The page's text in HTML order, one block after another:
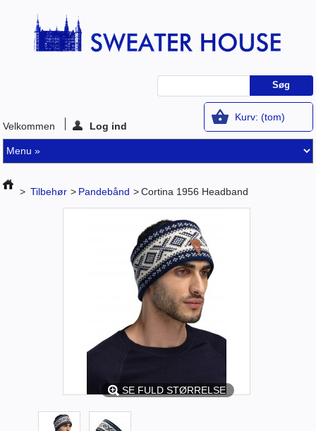
Kurv: (tom)
Velkommen
Log ind
> Tilbehør > Pandebånd > Cortina 1956 Headband
SE FULD STØRRELSE